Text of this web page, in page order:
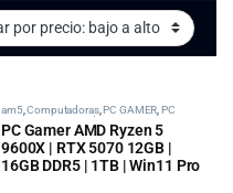
am5,Computadoras,PC GAMER ,PC
tipos de pc categoria
PC Gamer AMD Ryzen 5
9600X | RTX 5070 12GB |
16GB DDR5 | 1TB | Win11 Pro